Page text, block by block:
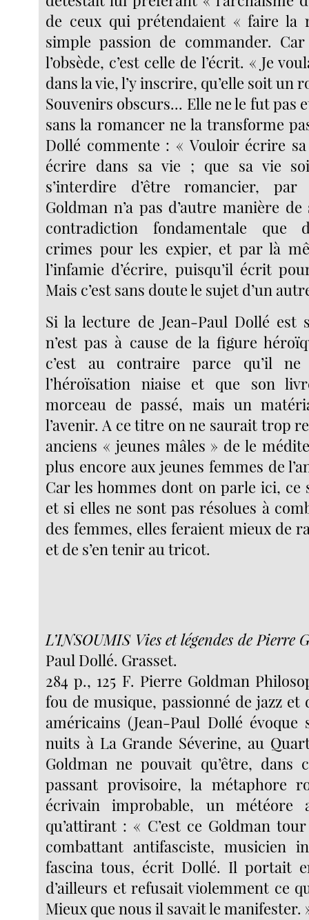
de ceux qui prétendaient « faire la
simple passion de commander.
l’obsède, c’est celle de l’écrit. « Je
dans la vie, l’y inscrire, qu’elle soit un
Souvenirs obscurs... Elle ne le fut pas
sans la romancer ne la transforme
Dollé commente : « Vouloir écrire
écrire dans sa vie ; que sa vie
s’interdire d’être romancier, par
Goldman n’a pas d’autre manière
contradiction fondamentale que
crimes pour les expier, et par là
l’infamie d’écrire, puisqu’il écrit
Mais c’est sans doute le sujet d’un
Si la lecture de Jean-Paul Dollé est
n’est pas à cause de la figure
c’est au contraire parce qu’il
l’héroïsation niaise et que son
morceau de passé, mais un
l’avenir. A ce titre on ne saurait trop
anciens « jeunes mâles » de le
plus encore aux jeunes femmes de
Car les hommes dont on parle ici, ce
et si elles ne sont pas résolues à
des femmes, elles feraient mieux de
et de s’en tenir au tricot.
L’INSOUMIS Vies et légendes de Pierre
Paul Dollé. Grasset.
284 p., 125 F. Pierre Goldman
fou de musique, passionné de jazz
américains (Jean-Paul Dollé évoque
nuits à La Grande Séverine, au
Goldman ne pouvait qu’être, dans
passant provisoire, la métaphore
écrivain improbable, un météore
qu’attirant : « C’est ce Goldman
combattant antifasciste, musicien
fascina tous, écrit Dollé. Il portait
d’ailleurs et refusait violemment ce
Mieux que nous il savait le manifester.